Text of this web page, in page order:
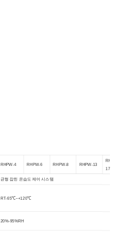
RHPW-4 RHPW-6 RHPW-8 RHPW-13
RHPW-
17
균형 잡힌 온습도 제어 시스템
RT-65℃~+120℃
20%-95%RH